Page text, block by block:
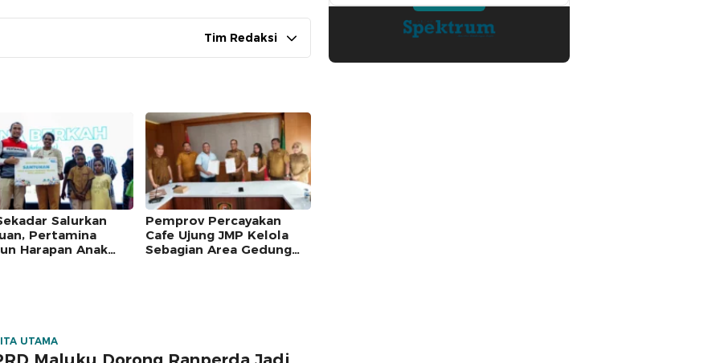
Tim Redaksi
Salurkan
Pertamina
Harapan Anak
Pemprov Percayakan
Cafe Ujung JMP Kelola
Sebagian Area Gedung
UTAMA